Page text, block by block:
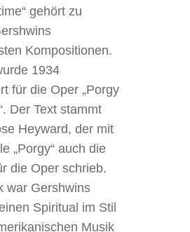
gehört zu
Kompositionen.
1934
für die Oper „Porgy
Der Text stammt
Heyward, der mit
„Porgy“ auch die
die Oper schrieb.
war Gershwins
Spiritual im Stil
Musik